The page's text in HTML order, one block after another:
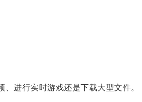
进行实时游戏还是下载大型文件。